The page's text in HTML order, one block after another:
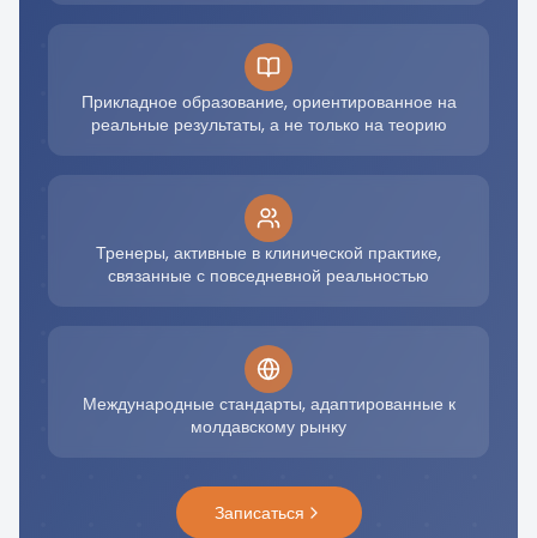
Прикладное образование, ориентированное на
реальные результаты, а не только на теорию
Тренеры, активные в клинической практике,
связанные с повседневной реальностью
Международные стандарты, адаптированные к
молдавскому рынку
Записаться